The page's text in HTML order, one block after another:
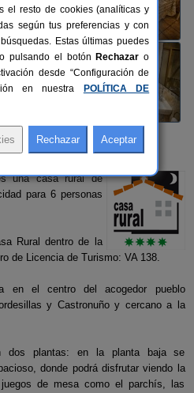
una casa rural de
para 6 personas
Rural dentro de la
de Licencia de Turismo: VA 138.
en el centro del acogedor pueblo
y Castronuño y cercano a la
dos plantas: en la planta baja se
donde podrá disfrutar viendo la
de mesa como el parchís, las
el resto de cookies (analíticas y
según tus preferencias y con
Estas últimas puedes
pulsando el botón Rechazar o
desde “Configuración de
en nuestra
POLÍTICA DE